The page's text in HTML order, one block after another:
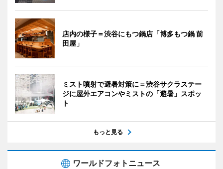
店内の様子＝渋谷にもつ鍋店「博多もつ鍋 前
田屋」
ミスト噴射で避暑対策に＝渋谷サクラステー
ジに屋外エアコンやミストの「避暑」スポッ
ト
もっと見る
ワールドフォトニュース